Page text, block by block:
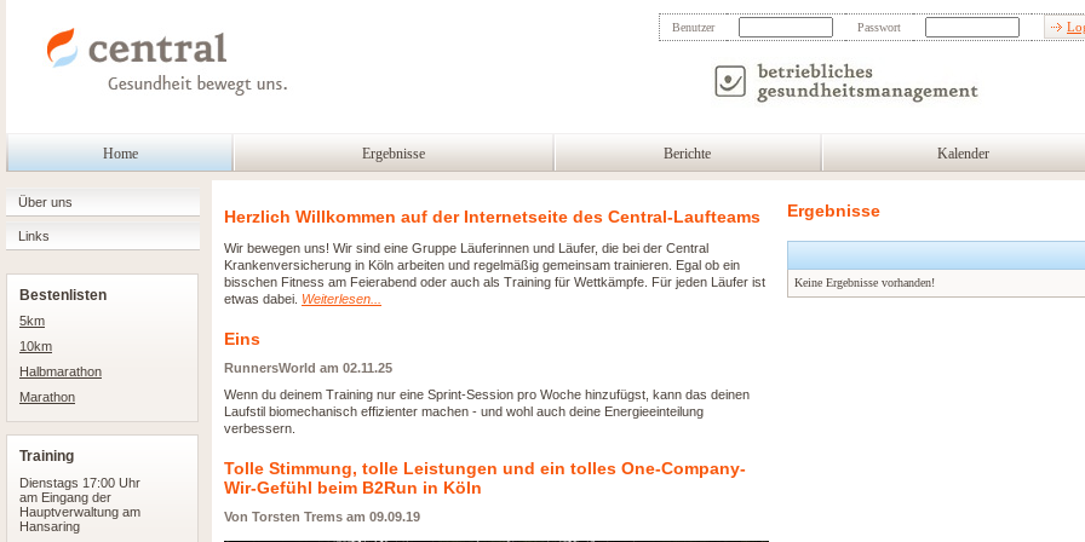
Benutzer Passwort
Home Ergebnisse Berichte Kalender
Über uns
Links
Bestenlisten
5km
10km
Halbmarathon
Marathon
Training
Dienstags 17:00 Uhr
am Eingang der
Hauptverwaltung am
Hansaring
Ergebnisse
Keine Ergebnisse vorhanden!
Herzlich Willkommen auf der Internetseite des Central-Laufteams
Wir bewegen uns! Wir sind eine Gruppe Läuferinnen und Läufer, die bei der Central
Krankenversicherung in Köln arbeiten und regelmäßig gemeinsam trainieren. Egal ob ein
bisschen Fitness am Feierabend oder auch als Training für Wettkämpfe. Für jeden Läufer ist
etwas dabei. Weiterlesen...
Eins
RunnersWorld am 02.11.25
Wenn du deinem Training nur eine Sprint-Session pro Woche hinzufügst, kann das deinen
Laufstil biomechanisch effizienter machen - und wohl auch deine Energieeinteilung
verbessern.
Tolle Stimmung, tolle Leistungen und ein tolles One-Company-
Wir-Gefühl beim B2Run in Köln
Von Torsten Trems am 09.09.19